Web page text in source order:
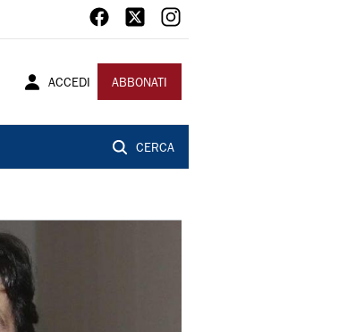
ACCEDI ABBONATI
CERCA